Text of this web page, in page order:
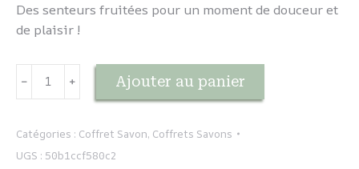
Des senteurs fruitées pour un moment de douceur et
de plaisir !
quantité
FRUITS
﹣ ﹢ Ajouter au panier
Catégories : Coffret Savon, Coffrets Savons
UGS : 50b1ccf580c2